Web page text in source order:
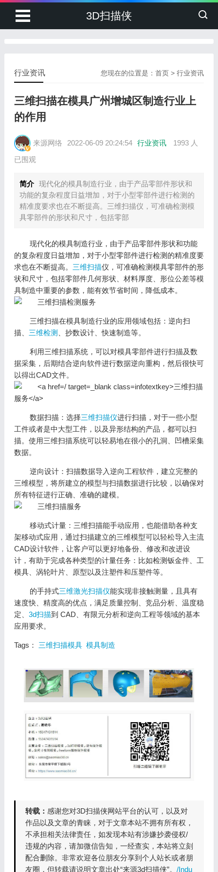
3D扫描侠
您现在的位置是：首页 >行业资讯
行业资讯
三维扫描在模具广州增城区制造行业上
的作用
来源网络 2022-06-09 20:24:54 行业资讯
1993 人
已围观
简介 现代化的模具制造行业，由于产品零部件形状和
功能的复杂程度日益增加，对于小型零部件进行检测的
精准度要求也在不断提高。三维扫描仪，可准确检测模
具零部件的形状和尺寸，包括零部
现代化的模具制造行业，由于产品零部件形状和功能
的复杂程度日益增加，对于小型零部件进行检测的精准度要
求也在不断提高。 三维扫描仪，可准确检测模具零部件的形
状和尺寸，包括零部件几何形状、材料厚度、形位公差等模
具制造中重要的参数，能有效节省时间，降低成本。
三维扫描在模具制造行业的应用领域包括：逆向扫
描、 三维检测 、抄数设计、快速制造等。
利用三维扫描系统，可以对模具零部件进行扫描及数
据采集，后期结合逆向软件进行数据逆向重构，然后很快可
以得出CAD文件。
数据扫描：选择三维扫描仪进行扫描，对于一些小型
工件或者是中大型工件，以及异形结构的产品，都可以扫
描。使用三维扫描系统可以轻易地在很小的孔洞、凹槽采集
数据。
逆向设计：扫描数据导入逆向工程软件，建立完整的
三维模型，将所建立的模型与扫描数据进行比较，以确保对
所有特征进行正确、准确的建模。
移动式计量：三维扫描能手动应用，也能借助各种支
架移动式应用，通过扫描建立的三维模型可以轻松导入主流
CAD设计软件，让客户可以更好地备份、修改和改进设
计，有助于完成各种类型的计量任务：比如检测钣金件、工
模具、涡轮叶片、原型以及注塑件和压塑件等。
的手持式三维激光扫描仪能实现非接触测量，且具有
速度快、精度高的优点，满足质量控制、竞品分析、温度稳
定、 3d扫描到 CAD、有限元分析和逆向工程等领域的基本
应用要求。
Tags： 三维扫描模具 模具制造
转载： 感谢您对3D扫描侠网站平台的认可，以及对
作品以及文章的青睐，对于文章本站不拥有所有权，
不承担相关法律责任，如发现本站有涉嫌抄袭侵权/
违规的内容，请加微信告知，一经查实，本站将立刻
配合删除。非常欢迎各位朋友分享到个人站长或者朋
友圈，但转载请说明文章出处“来源3d扫描侠”。 /Indu